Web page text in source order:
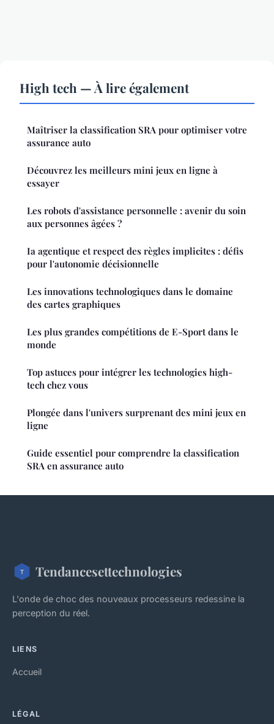
High tech — À lire également
Maîtriser la classification SRA pour optimiser votre
assurance auto
Découvrez les meilleurs mini jeux en ligne à
essayer
Les robots d'assistance personnelle : avenir du soin
aux personnes âgées ?
Ia agentique et respect des règles implicites : défis
pour l'autonomie décisionnelle
Les innovations technologiques dans le domaine
des cartes graphiques
Les plus grandes compétitions de E-Sport dans le
monde
Top astuces pour intégrer les technologies high-
tech chez vous
Plongée dans l'univers surprenant des mini jeux en
ligne
Guide essentiel pour comprendre la classification
SRA en assurance auto
Tendancesettechnologies
L'onde de choc des nouveaux processeurs redessine la
perception du réel.
LIENS
Accueil
LÉGAL